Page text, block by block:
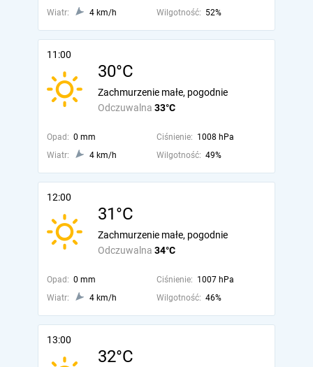
Wiatr:
4 km/h Wilgotność: 52%
11:00
30°C
Odczuwalna 33°C
Zachmurzenie małe, pogodnie
Opad: 0 mm Ciśnienie: 1008 hPa
Wiatr:
4 km/h Wilgotność: 49%
12:00
31°C
Odczuwalna 34°C
Zachmurzenie małe, pogodnie
Opad: 0 mm Ciśnienie: 1007 hPa
Wiatr:
4 km/h Wilgotność: 46%
13:00
32°C